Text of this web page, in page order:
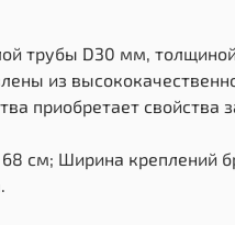
трубы D30 мм,
из
приобретает свойства
см; Ширина креплений